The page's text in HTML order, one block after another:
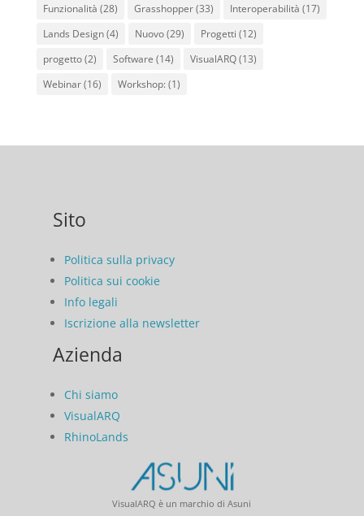
Funzionalità (28) Grasshopper(33) Interoperabilità (17)
Lands Design(4) Nuovo(29) Progetti (12)
progetto(2) Software (14) VisualARQ(13)
Webinar(16) Workshop: (1)
Sito
Politica sulla privacy
Politica sui cookie
Info legali
Iscrizione alla newsletter
Azienda
Chi siamo
VisualARQ
RhinoLands
VisualARQ è un marchio di Asuni